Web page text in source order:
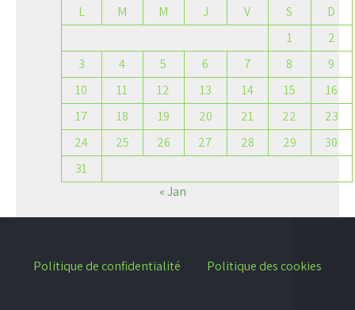
L
M M J V S
D
1
2
3
4 5 6 7 8
9
10
11 12 13 14 15
16
17
18 19 20 21 22
23
24
25 26 27 28 29
30
31
« Jan
Politique de confidentialité Politique des cookies